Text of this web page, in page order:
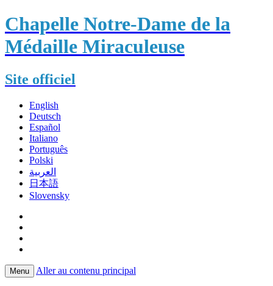
Chapelle Notre-Dame de la
Médaille Miraculeuse
Site officiel
English
Deutsch
Español
Italiano
Português
Polski
العربية
日本語
Slovensky
Menu Aller au contenu principal